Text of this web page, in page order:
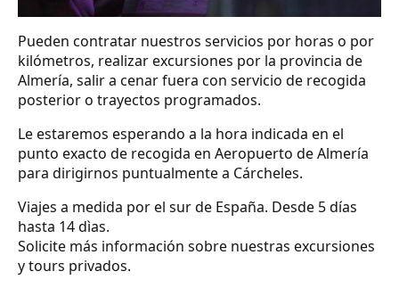
Pueden contratar nuestros servicios por horas o por
kilómetros, realizar excursiones por la provincia de
Almería, salir a cenar fuera con servicio de recogida
posterior o trayectos programados.
Le estaremos esperando a la hora indicada en el
punto exacto de recogida en Aeropuerto de Almería
para dirigirnos puntualmente a Cárcheles.
Viajes a medida por el sur de España. Desde 5 días
hasta 14 dìas.
Solicite más información sobre nuestras excursiones
y tours privados.